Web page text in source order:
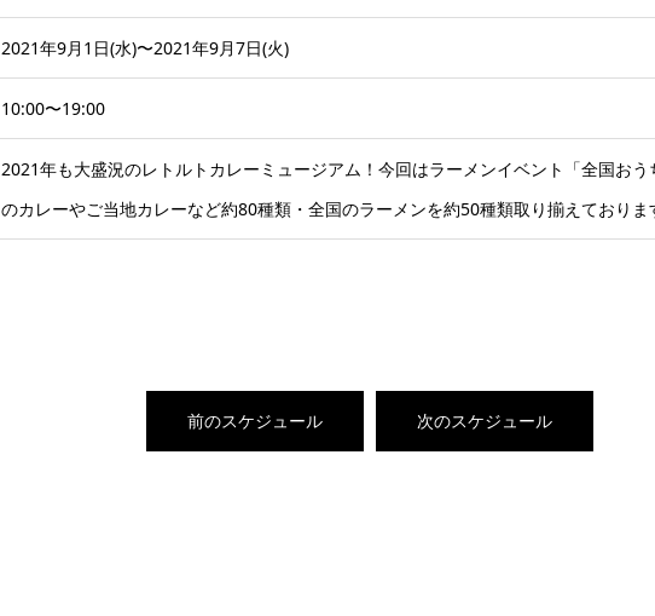
2021年9月1日(水)〜2021年9月7日(火)
10:00〜19:00
2021年も大盛況のレトルトカレーミュージアム！今回はラーメンイベント「全国お
のカレーやご当地カレーなど約80種類・全国のラーメンを約50種類取り揃えておりま
前のスケジュール 次のスケジュール